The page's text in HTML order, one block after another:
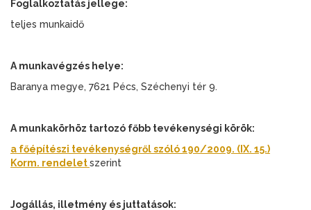
Foglalkoztatás jellege:
teljes munkaidő
A munkavégzés helye:
Baranya megye, 7621 Pécs, Széchenyi tér 9.
A munkakörhöz tartozó főbb tevékenységi körök:
a főépítészi tevékenységről szóló 190/2009. (IX. 15.)
Korm. rendeletszerint
Jogállás, illetmény és juttatások: